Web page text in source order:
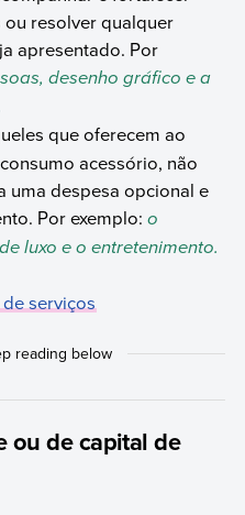
resolver qualquer
apresentado. Por
desenho gráfico e a
que oferecem ao
acessório, não
uma despesa opcional e
Por exemplo:o
luxo e o entretenimento.
serviços
ou de capital de